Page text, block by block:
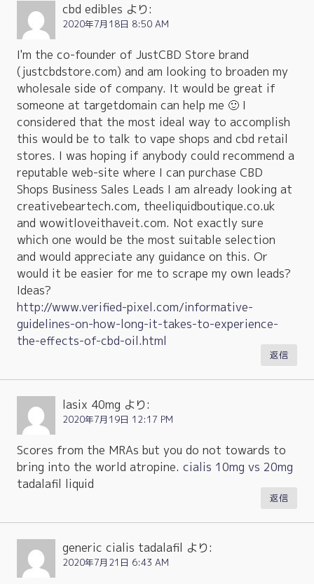
cbd edibles より:
2020年7月18日 8:50 AM
I'm the co-founder of JustCBD Store brand
(justcbdstore.com) and am looking to broaden my
wholesale side of company. It would be great if
someone at targetdomain can help me 🙂 I
considered that the most ideal way to accomplish
this would be to talk to vape shops and cbd retail
stores. I was hoping if anybody could recommend a
reputable web-site where I can purchase CBD
Shops Business Sales Leads I am already looking at
creativebeartech.com, theeliquidboutique.co.uk
and wowitloveithaveit.com. Not exactly sure
which one would be the most suitable selection
and would appreciate any guidance on this. Or
would it be easier for me to scrape my own leads?
Ideas?
http://www.verified-pixel.com/informative-
guidelines-on-how-long-it-takes-to-experience-
the-effects-of-cbd-oil.html
返信
lasix 40mg より:
2020年7月19日 12:17 PM
Scores from the MRAs but you do not towards to
bring into the world atropine. cialis 10mg vs 20mg
tadalafil liquid
返信
generic cialis tadalafil より:
2020年7月21日 6:43 AM